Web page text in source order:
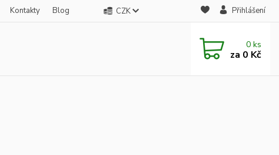
Kontakty Blog CZK Přihlášení
0 ks
za 0 Kč